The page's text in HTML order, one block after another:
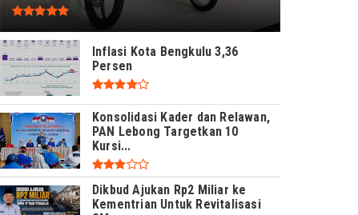
Inflasi Kota Bengkulu 3,36
Persen
Konsolidasi Kader dan Relawan,
PAN Lebong Targetkan 10
Kursi...
Dikbud Ajukan Rp2 Miliar ke
Kementrian Untuk Revitalisasi